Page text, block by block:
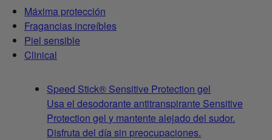
Máxima protección
Fragancias increíbles
Piel sensible
Clinical
Speed Stick® Sensitive Protection gel
Usa el desodorante antitranspirante Sensitive
Protection gel y mantente alejado del sudor.
Disfruta del día sin preocupaciones.